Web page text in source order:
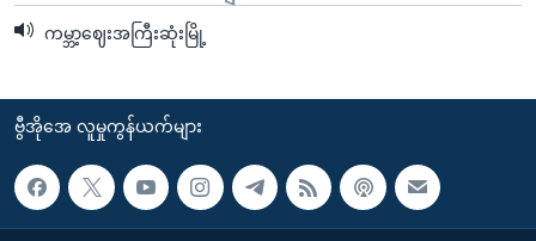
ကမ္ဘာ့ဈေးအကြီးဆုံးမြို့
ဗွီအိုအေ လူမှုကွန်ယက်များ